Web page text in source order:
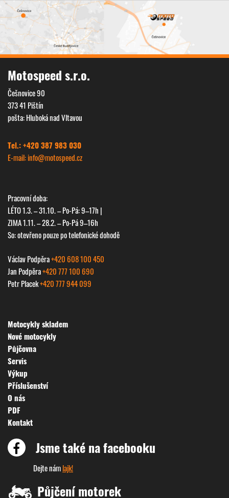
Motospeed s.r.o.
Češnovice 90
373 41 Pištín
pošta: Hluboká nad Vltavou
Tel.: +420 387 983 030
E-mail: info@motospeed.cz
Pracovní doba:
LÉTO 1.3. – 31.10. – Po-Pá: 9–17h |
ZIMA 1.11. – 28.2. – Po-Pá 9–16h
So: otevřeno pouze po telefonické dohodě
Václav Podpěra+420 608 100 450
Jan Podpěra+420 777 100 690
Petr Placek+420 777 944 099
Motocykly skladem
Nové motocykly
Půjčovna
Servis
Výkup
Příslušenství
O nás
PDF
Kontakt
Jsme také na facebooku
Dejte námlajk!
Půjčení motorek